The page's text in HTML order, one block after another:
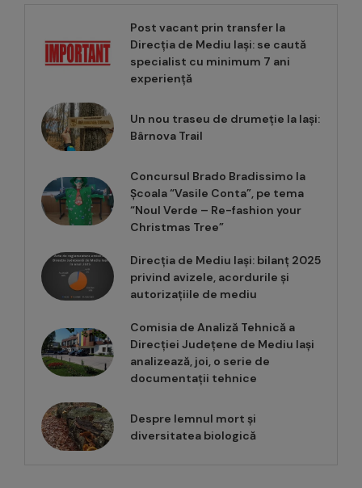
Post vacant prin transfer la
Direcția de Mediu Iași: se caută
specialist cu minimum 7 ani
experiență
Un nou traseu de drumeție la Iași:
Bârnova Trail
Concursul Brado Bradissimo la
Școala “Vasile Conta”, pe tema
“Noul Verde – Re-fashion your
Christmas Tree”
Direcția de Mediu Iași: bilanț 2025
privind avizele, acordurile și
autorizațiile de mediu
Comisia de Analiză Tehnică a
Direcției Județene de Mediu Iași
analizează, joi, o serie de
documentații tehnice
Despre lemnul mort și
diversitatea biologică